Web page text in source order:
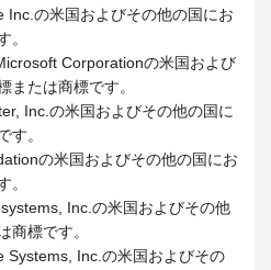
の米国およびその他の国にお
。
Corporationの米国および
または商標です。
Inc.の米国およびその他の国に
す。
の米国およびその他の国にお
。
Inc.の米国およびその他
商標です。
Inc.の米国およびその